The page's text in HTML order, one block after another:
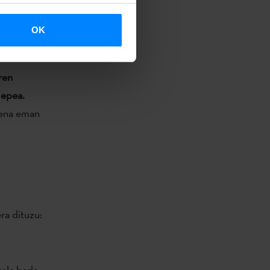
OK
taldek
.
eman
dituzu: